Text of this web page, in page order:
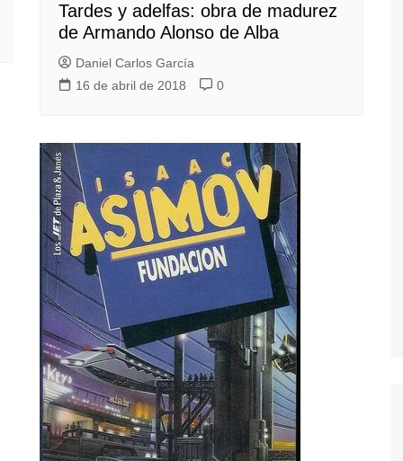
Tardes y adelfas: obra de madurez
de Armando Alonso de Alba
Daniel Carlos García
16 de abril de 2018
0